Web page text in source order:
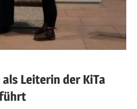
Leiterin der KiTa